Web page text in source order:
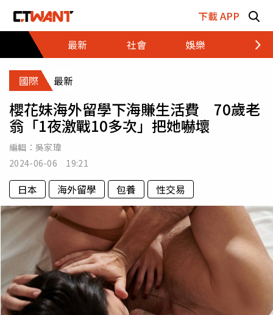
下載 APP
最新
社會 娛樂 財經
國際 最新
櫻花妹海外留學下海賺生活費 70歲老
翁「1夜激戰10多次」把她嚇壞
編輯： 吳家瑋
2024-06-06 19:21
日本 海外留學 包養 性交易